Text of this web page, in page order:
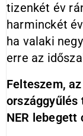
tizenkét év
harminckét
ha valaki
erre az
Felteszem,
országgyűlés
NER lebegett